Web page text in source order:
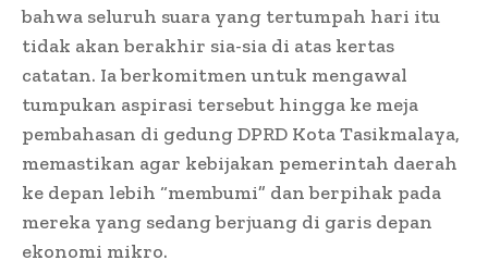
bahwa seluruh suara yang tertumpah hari itu
tidak akan berakhir sia-sia di atas kertas
catatan. Ia berkomitmen untuk mengawal
tumpukan aspirasi tersebut hingga ke meja
pembahasan di gedung DPRD Kota Tasikmalaya,
memastikan agar kebijakan pemerintah daerah
ke depan lebih “membumi” dan berpihak pada
mereka yang sedang berjuang di garis depan
ekonomi mikro.